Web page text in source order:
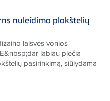
nuleidimo plokštelių
laisvės vonios
labiau plečia
pasirinkimą, siūlydama